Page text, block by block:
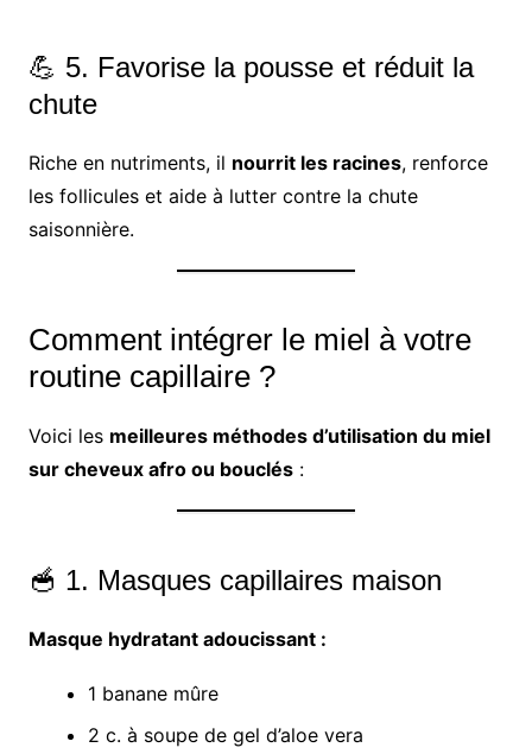
💪 5. Favorise la pousse et réduit la
chute
Riche en nutriments, il nourrit les racines, renforce
les follicules et aide à lutter contre la chute
saisonnière.
Comment intégrer le miel à votre
routine capillaire ?
Voici les meilleures méthodes d’utilisation du miel
sur cheveux afro ou bouclés:
🥣 1. Masques capillaires maison
Masque hydratant adoucissant :
1 banane mûre
2 c. à soupe de gel d’aloe vera